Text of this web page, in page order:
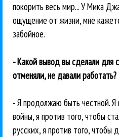
покорить весь мир... У Мика
ощущение от жизни, мне
забойное.
- Какой вывод вы сделали для
отменяли, не давали работать?
- Я продолжаю быть честной. Я
войны, я против того, чтобы
русских, я против того, чтобы